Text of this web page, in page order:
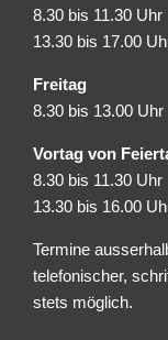
8.30 bis 11.30 Uhr
13.30 bis 17.00
Freitag
8.30 bis 13.00 Uhr
Vortag von
8.30 bis 11.30 Uhr
13.30 bis 16.00
Termine
telefonischer,
stets möglich.